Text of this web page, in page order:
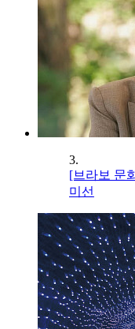
3.
[브라보 문
미선